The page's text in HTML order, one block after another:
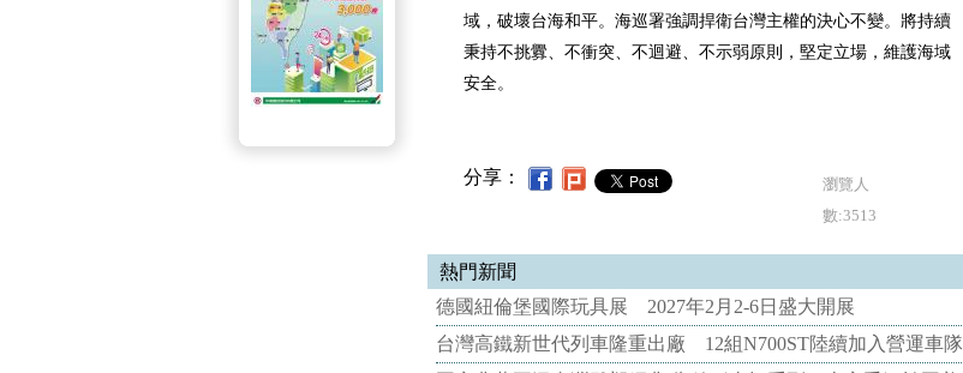
域，破壞台海和平。海巡署強調捍衛台灣主權的決心不變。將持續
秉持不挑釁、不衝突、不迴避、不示弱原則，堅定立場，維護海域
安全。
分享：
瀏覽人
數:3513
熱門新聞
德國紐倫堡國際玩具展 2027年2月2-6日盛大開展
台灣高鐵新世代列車隆重出廠 12組N700ST陸續加入營運車隊